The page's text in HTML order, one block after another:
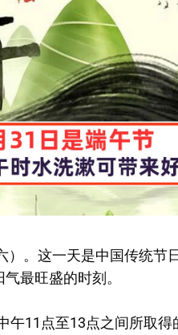
）。这一天是中国传统节
最旺盛的时刻。
11点至13点之间所取得